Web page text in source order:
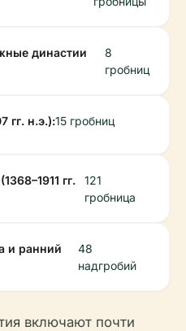
династии
8
гробниц
гг. н.э.):15 гробниц
гг.
121
гробница
и ранний
48
надгробий
включают почти